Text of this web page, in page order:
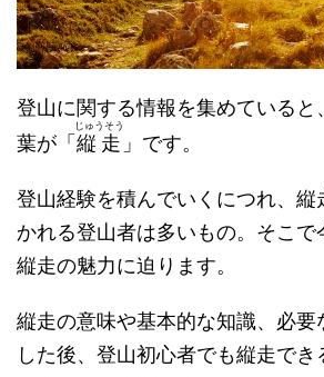
登山に関する情報を集めていると
葉が「 縦走
じゅうそう
」です。
登山経験を積んでいくにつれ、縦
かれる登山者は多いもの。そこで
縦走の魅力に迫ります。
縦走の意味や基本的な知識、必要
した後、登山初心者でも縦走でき